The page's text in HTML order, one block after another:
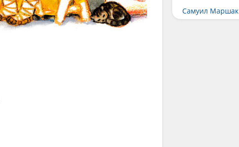
Самуил Маршак